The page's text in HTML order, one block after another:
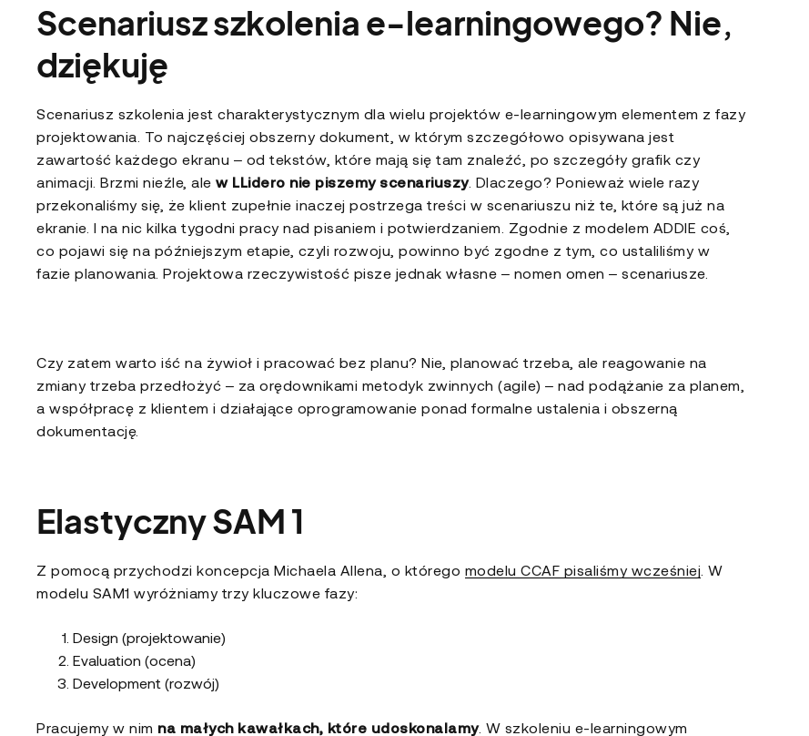
Scenariusz szkolenia e-learningowego? Nie,
dziękuję
Scenariusz szkolenia jest charakterystycznym dla wielu projektów e-learningowym elementem z fazy
projektowania. To najczęściej obszerny dokument, w którym szczegółowo opisywana jest
zawartość każdego ekranu – od tekstów, które mają się tam znaleźć, po szczegóły grafik czy
animacji. Brzmi nieźle, alew LLidero nie piszemy scenariuszy. Dlaczego? Ponieważ wiele razy
przekonaliśmy się, że klient zupełnie inaczej postrzega treści w scenariuszu niż te, które są już na
ekranie. I na nic kilka tygodni pracy nad pisaniem i potwierdzaniem. Zgodnie z modelem ADDIE coś,
co pojawi się na późniejszym etapie, czyli rozwoju, powinno być zgodne z tym, co ustaliliśmy w
fazie planowania. Projektowa rzeczywistość pisze jednak własne – nomen omen – scenariusze.
Czy zatem warto iść na żywioł i pracować bez planu? Nie, planować trzeba, ale reagowanie na
zmiany trzeba przedłożyć – za orędownikami metodyk zwinnych (agile) – nad podążanie za planem,
a współpracę z klientem i działające oprogramowanie ponad formalne ustalenia i obszerną
dokumentację.
Elastyczny SAM 1
Z pomocą przychodzi koncepcja Michaela Allena, o którego modelu CCAF pisaliśmy wcześniej . W
modelu SAM1 wyróżniamy trzy kluczowe fazy:
Design (projektowanie)
Evaluation (ocena)
Development (rozwój)
Pracujemy w nim na małych kawałkach, które udoskonalamy. W szkoleniu e-learningowym